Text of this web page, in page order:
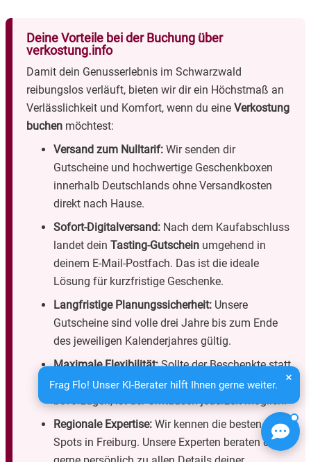
Deine Vorteile bei der Buchung über
verkostung.info
Damit dein Genusserlebnis im Schwarzwald
reibungslos verläuft, bieten wir dir ein Höchstmaß an
Verlässlichkeit und Komfort, wenn du eine Verkostung
buchen möchtest:
Versand zum Nulltarif: Wir senden dir
Gutscheine und hochwertige Geschenkboxen
innerhalb Deutschlands ohne Versandkosten
direkt nach Hause.
Sofort-Digitalversand: Nach dem Kaufabschluss
landet deinTasting-Gutschein umgehend in
deinem E-Mail-Postfach. Das ist die ideale
Lösung für kurzfristige Geschenke.
Langfristige Planungssicherheit: Unsere
Gutscheine sind volle drei Jahre bis zum Ende
des jeweiligen Kalenderjahres gültig.
Maximale Flexibilität:Sollte der Beschenkte statt
einerWeinprobedoch lieber einGin-Tasting
bevorzugen, ist der Umtausch jederzeit möglich.
Regionale Expertise: Wir kennen die besten
Spots in Freiburg. Unsere Experten beraten dich
Frag Flo! Unser KI-Berater hilft Ihnen gerne weiter.